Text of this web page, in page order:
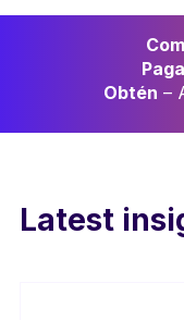
Paga
Obtén –
Latest